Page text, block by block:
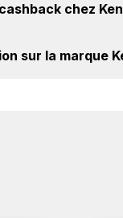
et vous verrez
cashback chez
d'obtenir du
sur la marque